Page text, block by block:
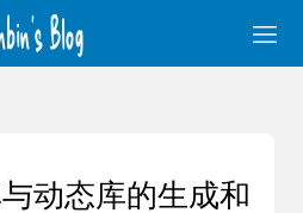
动态库的生成和